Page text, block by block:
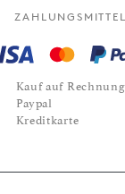
ZAHLUNGSMITTEL
Kauf auf Rechnung
Paypal
Kreditkarte